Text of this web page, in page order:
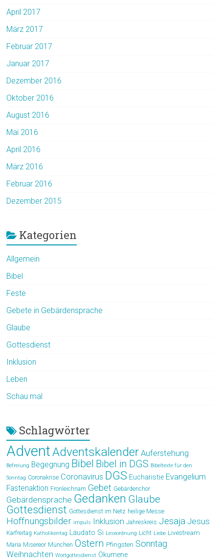
April 2017
März 2017
Februar 2017
Januar 2017
Dezember 2016
Oktober 2016
August 2016
Mai 2016
April 2016
März 2016
Februar 2016
Dezember 2015
Kategorien
Allgemein
Bibel
Feste
Gebete in Gebärdensprache
Glaube
Gottesdienst
Inklusion
Leben
Schau mal
Schlagwörter
AdventAdventskalender Auferstehung
Befreiung Begegnung Bibel Bibel in DGS Bibeltexte für den
Sonntag Coronakrise Coronavirus DGS Eucharistie Evangelium
Fastenaktion Fronleichnam Gebet Gebärdenchor
Gebärdensprache Gedanken Glaube
Gottesdienst Gottesdienst im Netz heilige Messe
Hoffnungsbilder impuls Inklusion Jahreskreis Jesaja Jesus
Karfreitag Katholikentag Laudato Si Leseordnung Licht Liebe Livestream
Maria Misereor München Ostern Pfingsten Sonntag
Weihnachten Wortgottesdienst Ökumene